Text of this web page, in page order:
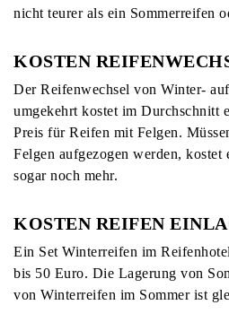
nicht teurer als ein Sommerreifen
KOSTEN
Der Reifenwechsel von Winter-
umgekehrt kostet im Durchschnitt
Preis für Reifen mit Felgen.
Felgen aufgezogen werden, kostet
sogar noch mehr.
KOSTEN REIFEN
Ein Set Winterreifen im
bis 50 Euro. Die Lagerung von
von Winterreifen im Sommer ist